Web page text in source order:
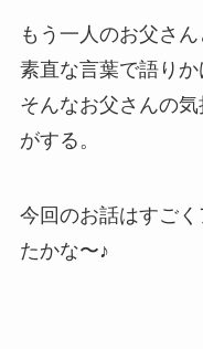
もう一人のお父さ
素直な言葉で語りか
そんなお父さんの
がする。
今回のお話はすご
たかな〜♪